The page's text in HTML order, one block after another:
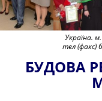
Україна.
тел (факс)
БУДОВА